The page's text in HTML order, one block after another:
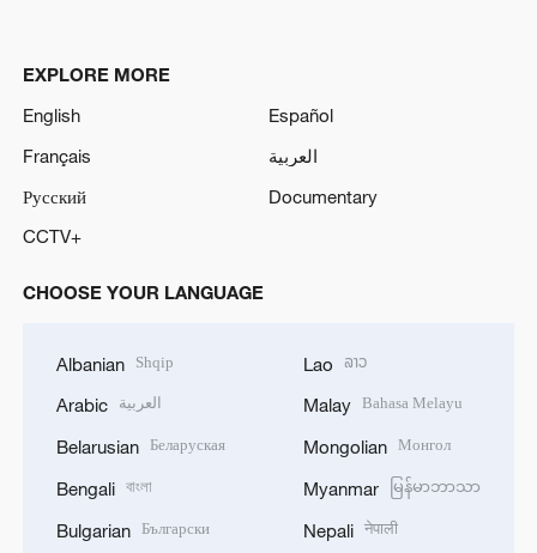
EXPLORE MORE
English
Español
Français
العربية
Русский
Documentary
CCTV+
CHOOSE YOUR LANGUAGE
Albanian Shqip
Arabic العربية
Belarusian Беларуская
Bengali বাংলা
Bulgarian Български
Lao ລາວ
Malay Bahasa Melayu
Mongolian Монгол
Myanmar မြန်မာဘာသာ
Nepali नेपाली